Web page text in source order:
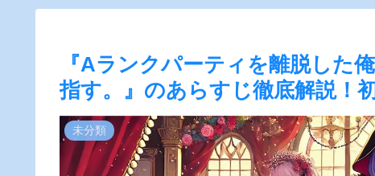
『Aランクパーティを離脱した
指す。』のあらすじ徹底解説！
未分類